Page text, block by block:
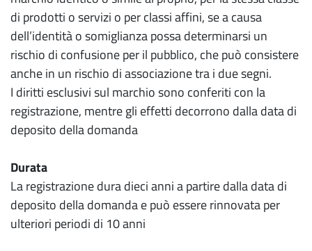
di prodotti o servizi o per classi affini, se a causa
dell’identità o somiglianza possa determinarsi un
rischio di confusione per il pubblico, che può consistere
anche in un rischio di associazione tra i due segni.
I diritti esclusivi sul marchio sono conferiti con la
registrazione, mentre gli effetti decorrono dalla data di
deposito della domanda
Durata
La registrazione dura dieci anni a partire dalla data di
deposito della domanda e può essere rinnovata per
ulteriori periodi di 10 anni